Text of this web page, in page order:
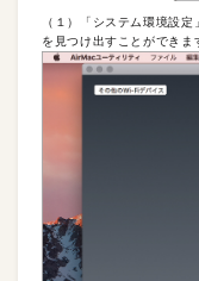
（１）「システム環境設
を見つけ出すことができま